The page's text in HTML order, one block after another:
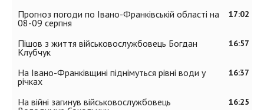
17:02
Прогноз погоди по Івано-Франківській області на
08-09 серпня
16:57
Пішов з життя військовослужбовець Богдан
Клубчук
16:37
На Івано-Франківщині піднімуться рівні води у
річках
16:25
На війні загинув військовослужбовець